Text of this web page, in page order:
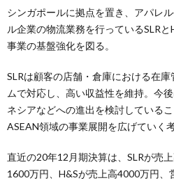
シンガポールに拠点を置き、アパレ
ル企業の物流業務を行っているSLR
事業の基盤強化を図る。
SLRは顧客の店舗・倉庫における在
ムで対応し、高い収益性を維持。今
ネシアなどへの進出を検討している
ASEAN領域の事業展開を広げていく考
直近の20年12月期決算は、SLRが売
1600万円、H&Sが売上高4000万円、